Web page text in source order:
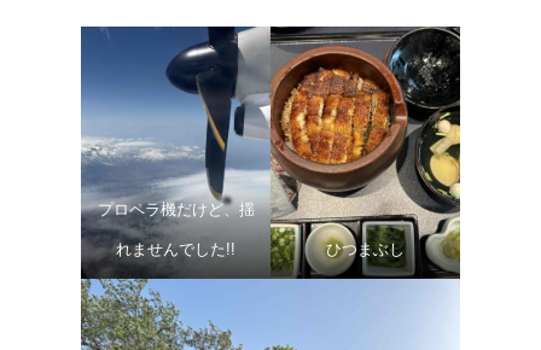
プロペラ機だけど、揺
れませんでした!! ひつまぶし